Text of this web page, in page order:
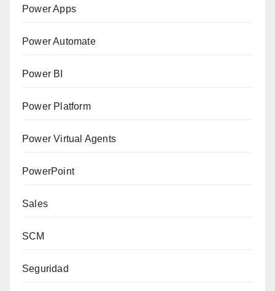
Power Apps
Power Automate
Power BI
Power Platform
Power Virtual Agents
PowerPoint
Sales
SCM
Seguridad